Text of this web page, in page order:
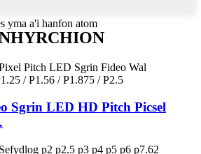
yma a'i hanfon atom
Sgrin LED HD Pitch Picsel